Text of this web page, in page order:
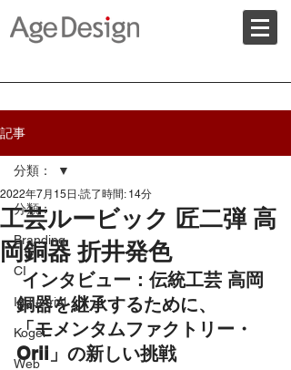
記事
分類：
Branding
CI
Industrial
Kogei
Web
分類：
工芸ルービック 匠二弾 高
岡銅器 折井発色
2022年7月15日 読了時間: 14分
インタビュー：伝統工芸 高岡
銅器を継承するために、
「モメンタムファクトリー・
Orii」の新しい挑戦